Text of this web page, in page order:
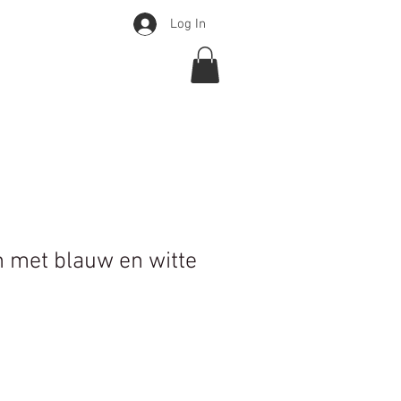
Log In
met blauw en witte